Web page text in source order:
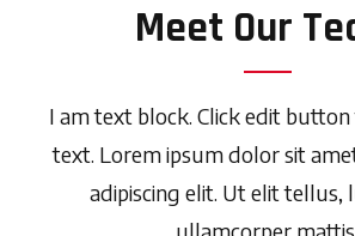
Meet Our
I am text block. Click edit
text. Lorem ipsum dolor sit
adipiscing elit. Ut elit tellus,